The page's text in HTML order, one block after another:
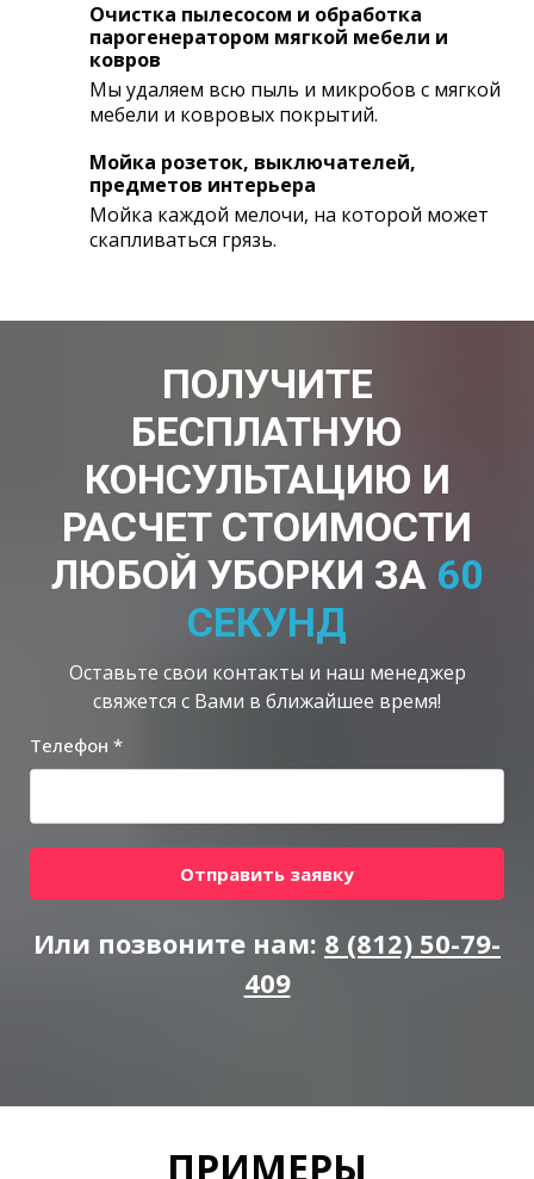
Очистка пылесосом и обработка
парогенератором мягкой мебели и
ковров
Мы удаляем всю пыль и микробов с мягкой
мебели и ковровых покрытий.
Мойка розеток, выключателей,
предметов интерьера
Мойка каждой мелочи, на которой может
скапливаться грязь.
ПОЛУЧИТЕ
БЕСПЛАТНУЮ
КОНСУЛЬТАЦИЮ И
РАСЧЕТ СТОИМОСТИ
ЛЮБОЙ УБОРКИ ЗА 60
СЕКУНД
Оставьте свои контакты и наш менеджер
свяжется с Вами в ближайшее время!
Телефон *
Отправить заявку
Или позвоните нам: 8 (812) 50-79-
409
ПРИМЕРЫ